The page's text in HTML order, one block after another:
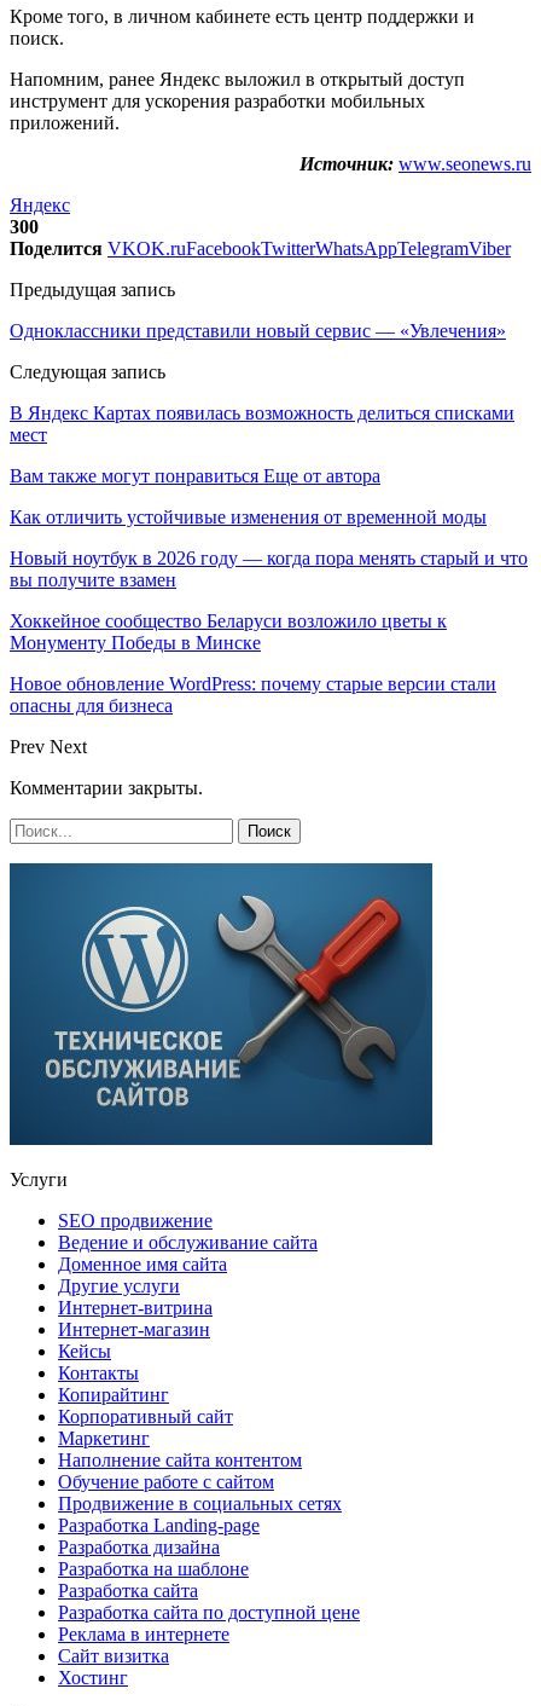
Кроме того, в личном кабинете есть центр поддержки и
поиск.
Напомним, ранее Яндекс выложил в открытый доступ
инструмент для ускорения разработки мобильных
приложений.
Источник: www.seonews.ru
Яндекс
300
Поделится VKOK.ruFacebookTwitterWhatsAppTelegramViber
Предыдущая запись
Одноклассники представили новый сервис — «Увлечения»
Следующая запись
В Яндекс Картах появилась возможность делиться списками
мест
Вам также могут понравиться Еще от автора
Как отличить устойчивые изменения от временной моды
Новый ноутбук в 2026 году — когда пора менять старый и что
вы получите взамен
Хоккейное сообщество Беларуси возложило цветы к
Монументу Победы в Минске
Новое обновление WordPress: почему старые версии стали
опасны для бизнеса
Prev Next
Комментарии закрыты.
Услуги
SEO продвижение
Ведение и обслуживание сайта
Доменное имя сайта
Другие услуги
Интернет-витрина
Интернет-магазин
Кейсы
Контакты
Копирайтинг
Корпоративный сайт
Маркетинг
Наполнение сайта контентом
Обучение работе с сайтом
Продвижение в социальных сетях
Разработка Landing-page
Разработка дизайна
Разработка на шаблоне
Разработка сайта
Разработка сайта по доступной цене
Реклама в интернете
Сайт визитка
Хостинг